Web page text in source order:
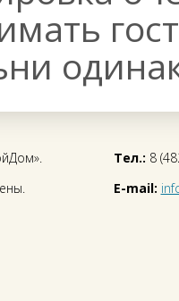
Тел.: 8
E-mail: